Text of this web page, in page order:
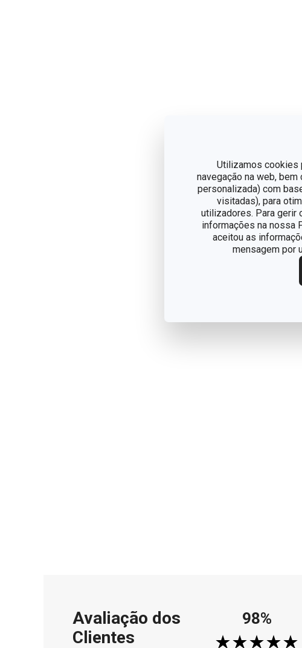
Utilizamos cookies
navegação na web,
personalizada) com
visitadas), para
utilizadores. Para gerir
informações na nossa
aceitou as
mensagem por
Avaliação dos
Clientes
98%